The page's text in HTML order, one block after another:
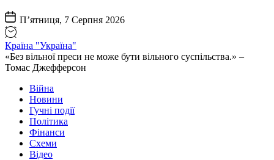
П’ятниця, 7 Серпня 2026
Країна "Україна"
«Без вільної преси не може бути вільного суспільства.» –
Томас Джефферсон
Війна
Новини
Гучні події
Політика
Фінанси
Схеми
Відео